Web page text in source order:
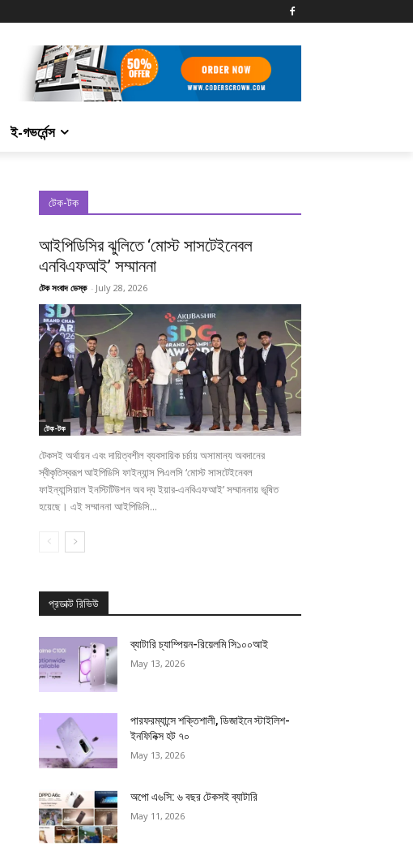
ই-গভর্নেন্স
টেক-টক
আইপিডিসির ঝুলিতে ‘মোস্ট সাসটেইনেবল
এনবিএফআই’ সম্মাননা
টেক সংবাদ ডেস্ক - July 28, 2026
টেক-টক
টেকসই অর্থায়ন এবং দায়িত্বশীল ব্যবসায়িক চর্চায় অসামান্য অবদানের
স্বীকৃতিস্বরূপ আইপিডিসি ফাইন্যান্স পিএলসি ‘মোস্ট সাসটেইনেবল
ফাইন্যান্সিয়াল ইনস্টিটিউশন অব দ্য ইয়ার-এনবিএফআই’ সম্মাননায় ভূষিত
হয়েছে। এই সম্মাননা আইপিডিসি...
প্রডাক্ট রিভিউ
ব্যাটারি চ্যাম্পিয়ন-রিয়েলমি সি১০০আই
May 13, 2026
পারফরম্যান্সে শক্তিশালী, ডিজাইনে স্টাইলিশ-
ইনফিনিক্স হট ৭০
May 13, 2026
অপো এ৬সি: ৬ বছর টেকসই ব্যাটারি
May 11, 2026